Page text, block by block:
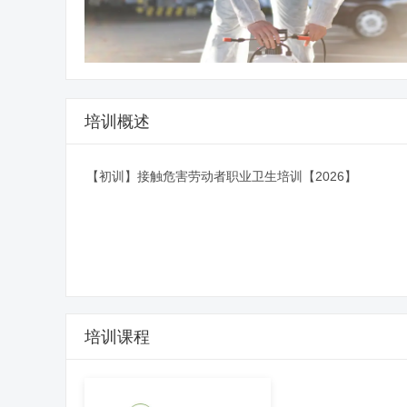
培训概述
【初训】接触危害劳动者职业卫生培训【2026】
培训课程